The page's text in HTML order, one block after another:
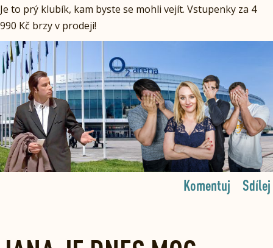
Je to prý klubík, kam byste se mohli vejít. Vstupenky za 4
990 Kč brzy v prodeji!
Sdílej
Komentuj